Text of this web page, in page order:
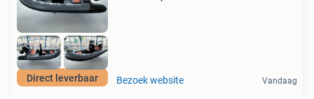
Direct leverbaar Bezoek website Vandaag